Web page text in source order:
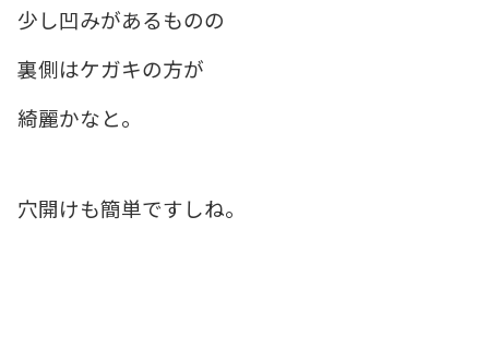
少し凹みがあるものの
裏側はケガキの方が
綺麗かなと。
穴開けも簡単ですしね。